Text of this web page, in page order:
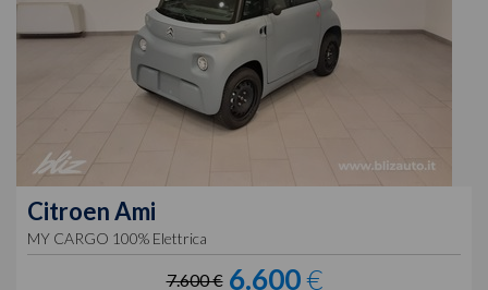
CitroenAmi
MY CARGO 100% Elettrica
7.600 € 6.600€